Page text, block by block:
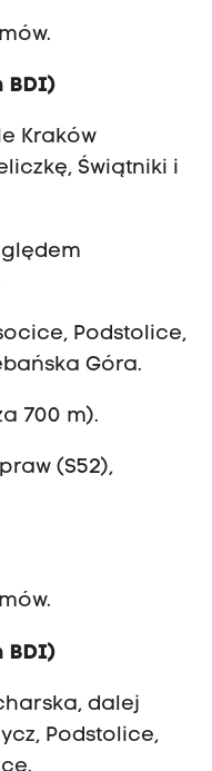
BDI)
Kraków
Świątniki i
Podstolice,
Góra.
700 m).
(S52),
BDI)
dalej
Podstolice,